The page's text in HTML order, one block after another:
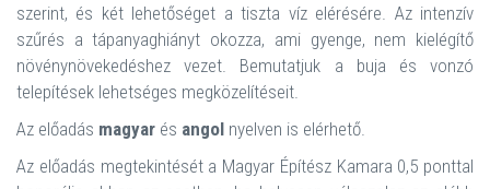
szerint, és két lehetőséget a tiszta víz elérésére. Az intenzív
szűrés a tápanyaghiányt okozza, ami gyenge, nem kielégítő
növénynövekedéshez vezet. Bemutatjuk a buja és vonzó
telepítések lehetséges megközelítéseit.
Az előadás magyar és angol nyelven is elérhető.
Az előadás megtekintését a Magyar Építész Kamara 0,5 ponttal